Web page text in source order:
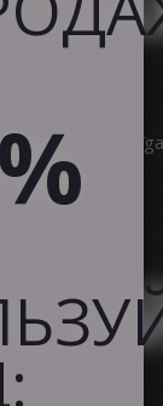
gatve 323,
27071150